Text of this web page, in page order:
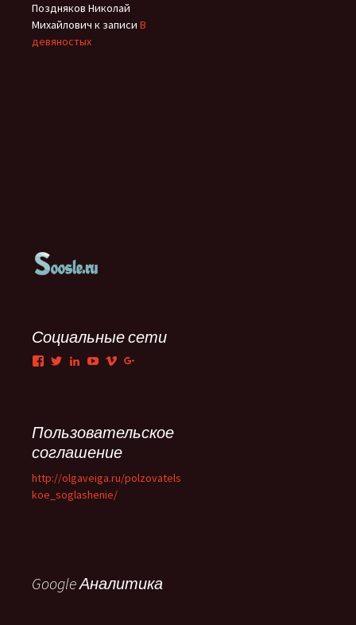
Поздняков Николай
Михайлович к записи В
девяностых
Социальные сети
Facebook
TwitterLinkedIn
YouTube
Vimeo
Пользовательское
соглашение
http://olgaveiga.ru/polzovatels
koe_soglashenie/
Google Аналитика